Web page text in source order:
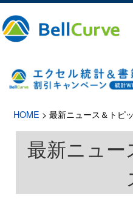
HOME > 最新ニュース＆トピ
最新ニュー